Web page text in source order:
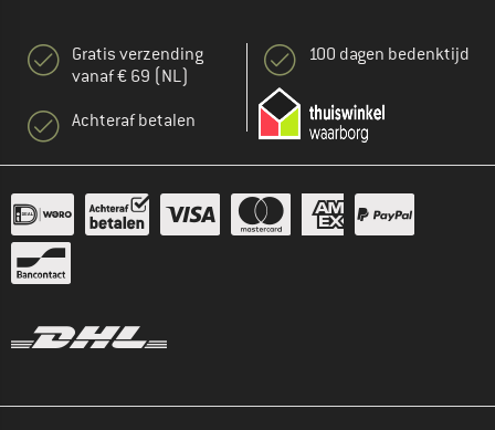
Gratis verzending
vanaf € 69 (NL)
Achteraf betalen
100 dagen bedenktijd